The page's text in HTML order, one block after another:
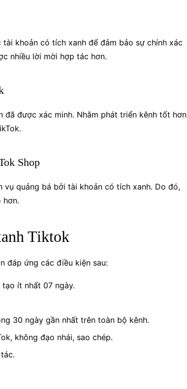
khoản có tích xanh để đảm bảo sự chính xác
nhiều lời mời hợp tác hơn.
đã được xác minh. Nhằm phát triển kênh tốt hơn
Shop
quảng bá bởi tài khoản có tích xanh. Do đó,
hơn.
Tiktok
đáp ứng các điều kiện sau:
ít nhất 07 ngày.
30 ngày gần nhất trên toàn bộ kênh.
không đạo nhái, sao chép.